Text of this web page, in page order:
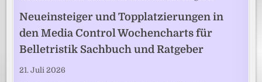
Neueinsteiger und Topplatzierungen in
den Media Control Wochencharts für
Belletristik Sachbuch und Ratgeber
21. Juli 2026